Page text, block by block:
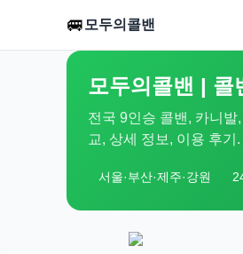
🚐 모두의콜밴
모두의콜밴 | 콜
전국 9인승 콜밴, 카니발
교, 상세 정보, 이용 후
서울·부산·제주·강원